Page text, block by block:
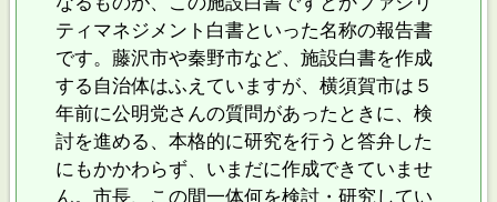
ティマネジメント白書といった名称の報告書
です。藤沢市や秦野市など、施設白書を作成
する自治体はふえていますが、横須賀市は５
年前に公明党さんの質問があったときに、検
討を進める、本格的に研究を行うと答弁した
にもかかわらず、いまだに作成できていませ
ん。市長、この間一体何を検討・研究してい